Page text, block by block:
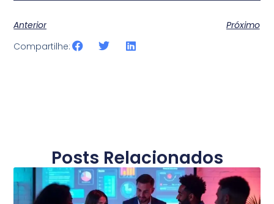
Anterior
Próximo
Compartilhe:
Posts Relacionados